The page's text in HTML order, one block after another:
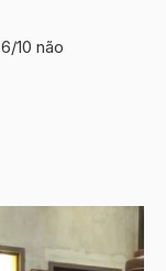
10 não